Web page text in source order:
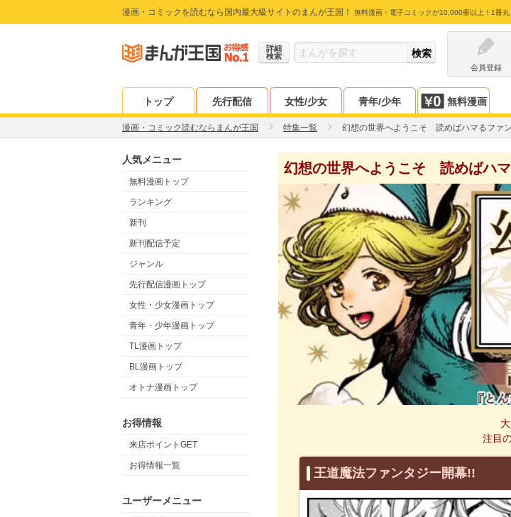
漫画・コミックを読むなら国内最大級サイトのまんが王国！ 無料漫画・電子コミックが10,000冊以上！1冊
詳細
検索
会員登録
トップ 先行配信 女性/少女 青年/少年 無料漫画
漫画・コミック読むならまんが王国 特集一覧 幻想の世界へようこそ 読めばハマるファ
人気メニュー
無料漫画トップ
ランキング
新刊
新刊配信予定
ジャンル
先行配信漫画トップ
女性・少女漫画トップ
青年・少年漫画トップ
TL漫画トップ
BL漫画トップ
オトナ漫画トップ
お得情報
来店ポイントGET
お得情報一覧
ユーザーメニュー
幻想の世界へようこそ 読めばハ
注目
王道魔法ファンタジー開幕!!